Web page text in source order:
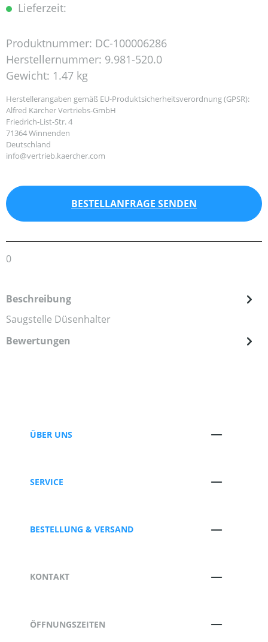
Lieferzeit:
Produktnummer: DC-100006286
Herstellernummer: 9.981-520.0
Gewicht: 1.47 kg
Herstellerangaben gemäß EU-Produktsicherheitsverordnung (GPSR):
Alfred Kärcher Vertriebs-GmbH
Friedrich-List-Str. 4
71364 Winnenden
Deutschland
info@vertrieb.kaercher.com
BESTELLANFRAGE SENDEN
0
Beschreibung
Saugstelle Düsenhalter
Bewertungen
ÜBER UNS
SERVICE
BESTELLUNG & VERSAND
KONTAKT
ÖFFNUNGSZEITEN